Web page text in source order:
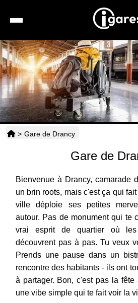
Hôtels
Taxis
> Gare de Drancy
Gare de
Bienvenue à Drancy, camarade
un brin roots, mais c'est ça qui
ville déploie ses petites
autour. Pas de monument qui te
vrai esprit de quartier où
découvrent pas à pas. Tu veux
Prends une pause dans un
rencontre des habitants - ils ont
à partager. Bon, c'est pas la
une vibe simple qui te fait voir la